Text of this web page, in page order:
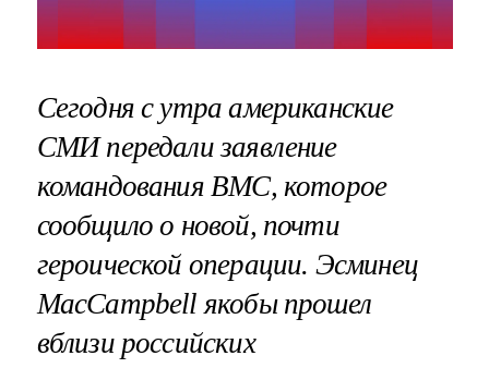
Сегодня с утра американские
СМИ передали заявление
командования ВМС, которое
сообщило о новой, почти
героической операции. Эсминец
MacCampbell якобы прошел
вблизи российских